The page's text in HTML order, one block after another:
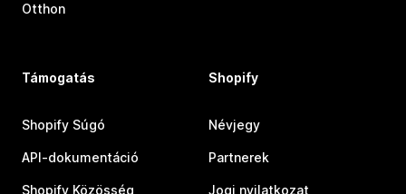
Otthon
Támogatás
Shopify Súgó
API-dokumentáció
Shopify Közösség
Shopify
Névjegy
Partnerek
Jogi nyilatkozat